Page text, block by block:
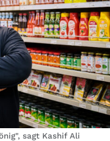
sagt Kashif Ali